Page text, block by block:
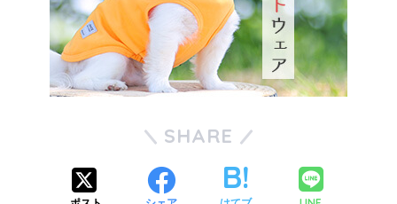
SHARE